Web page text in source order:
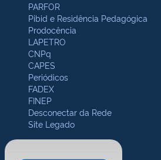
PARFOR
Pibid e Residência Pedagógica
Prodocência
LAPETRO
CNPq
CAPES
Periódicos
FADEX
FINEP
Desconectar da Rede
Site Legado